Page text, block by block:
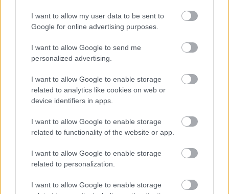
I want to allow my user data to be sent to
Google for online advertising purposes.
I want to allow Google to send me
personalized advertising.
I want to allow Google to enable storage
related to analytics like cookies on web or
device identifiers in apps.
I want to allow Google to enable storage
related to functionality of the website or app.
I want to allow Google to enable storage
related to personalization.
I want to allow Google to enable storage
A filmet egy korábbi változatában még jóval
komolyabb hangvételűnek szánták, ám Andrej
vicesebbnek szánt bodycop moviet pakoltak össze.
Akadnak olyan filmek, amelyek lokális kultfilmek,
azaz csak bizonyos országokban "világhírűek".
Valószínűleg sem…
(SPOILERES)
Az első és a második silány előzetes után kicsit félve
vártam az egyik legnépszerűbb szuperhős új